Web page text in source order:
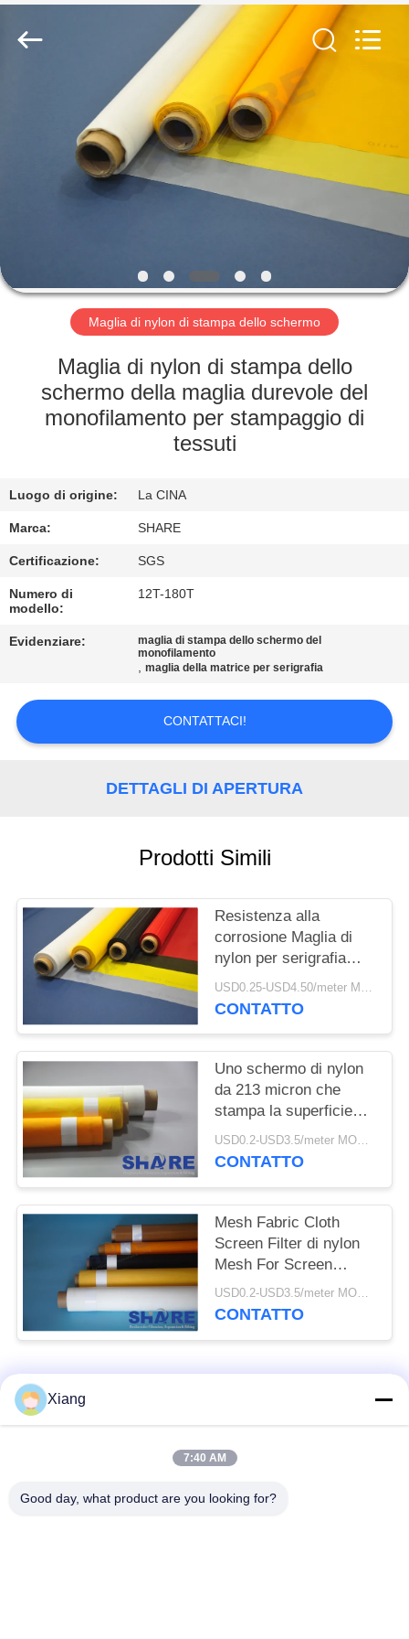
PRODOTTI
SU
DI
VISITA
ALLA
CONTROLLO
DELLA
QUALITÀ
CONTATTACI
CASI
RICHIEDERE
PREVENTIVO
MAPPA
DEL
SITO
PRIVACY
POLICY
Group
Limited.
Maglia di nylon di stampa dello schermo
Maglia di nylon di stampa dello
schermo della maglia durevole del
monofilamento per stampaggio di
tessuti
Luogo di origine: La CINA
Marca: SHARE
Certificazione: SGS
Numero di
modello:
12T-180T
Evidenziare:
maglia di stampa dello schermo del
monofilamento
,maglia della matrice per serigrafia
CONTATTACI!
DETTAGLI DI APERTURA
Prodotti Simili
Resistenza alla
corrosione Maglia di
nylon per serigrafia
Galss e filo per
piastrelle Diam 30-
USD0.25-USD4.50/meter MOQ:50 metri
CONTATTO
Uno schermo di nylon
da 213 micron che
stampa la superficie
curva di Mesh Ink Flow
Properties For
USD0.2-USD3.5/meter MOQ:50meter
CONTATTO
Mesh Fabric Cloth
Screen Filter di nylon
Mesh For Screen
Printing/Mesh
Stretcher
USD0.2-USD3.5/meter MOQ:50meter
CONTATTO
Categorie popolari
Maglia tessuta del
Xiang
7:40 AM
Good day, what product are you looking for?